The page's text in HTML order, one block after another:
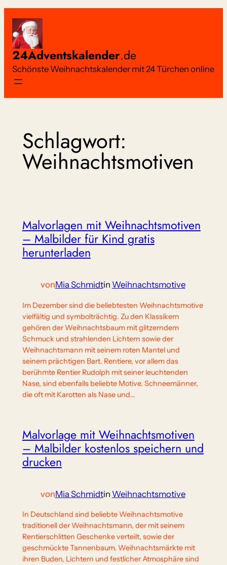
Inhalt
springen
24Adventskalender.de
Schönste Weihnachtskalender mit 24 Türchen online
Schlagwort:
Weihnachtsmotiven
Malvorlagen mit Weihnachtsmotiven
– Malbilder für Kind gratis
herunterladen
vonMia Schmidtin Weihnachtsmotive
Im Dezember sind die beliebtesten Weihnachtsmotive
vielfältig und symbolträchtig. Zu den Klassikern
gehören der Weihnachtsbaum mit glitzerndem
Schmuck und strahlenden Lichtern sowie der
Weihnachtsmann mit seinem roten Mantel und
seinem prächtigen Bart. Rentiere, vor allem das
berühmte Rentier Rudolph mit seiner leuchtenden
Nase, sind ebenfalls beliebte Motive. Schneemänner,
die oft mit Karotten als Nase und…
Malvorlage mit Weihnachtsmotiven
– Malbilder kostenlos speichern und
drucken
vonMia Schmidtin Weihnachtsmotive
In Deutschland sind beliebte Weihnachtsmotive
traditionell der Weihnachtsmann, der mit seinem
Rentierschlitten Geschenke verteilt, sowie der
geschmückte Tannenbaum. Weihnachtsmärkte mit
ihren Buden, Lichtern und festlicher Atmosphäre sind